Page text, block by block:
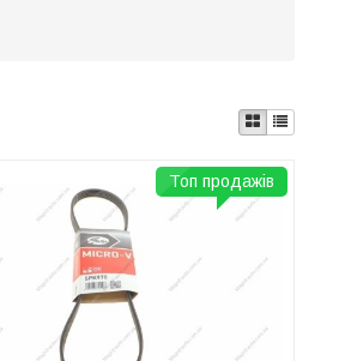
Топ продажів